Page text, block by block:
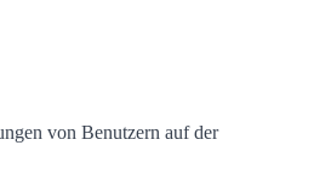
von Benutzern auf der